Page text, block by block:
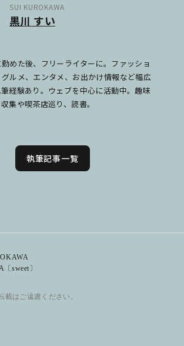
SUI KUROKAWA
黒川 すい
めた後、フリーライターに。ファッショ
ルメ、エンタメ、お出かけ情報など幅広
経験あり。ウェブを中心に活動中。趣味
集や喫茶店巡り、読書。
執筆記事一覧
sweet〕
はご遠慮ください。